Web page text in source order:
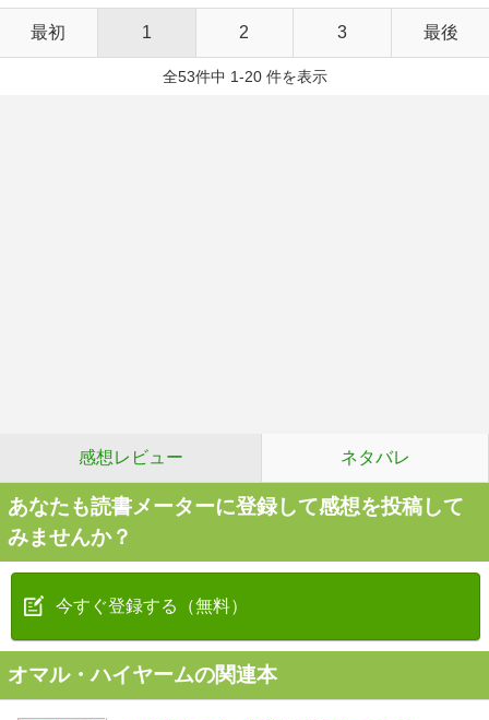
最初 1 2 3 最後
全53件中 1-20 件を表示
感想レビュー ネタバレ
あなたも読書メーターに登録して感想を投稿して
みませんか？
今すぐ登録する（無料）
オマル・ハイヤームの関連本